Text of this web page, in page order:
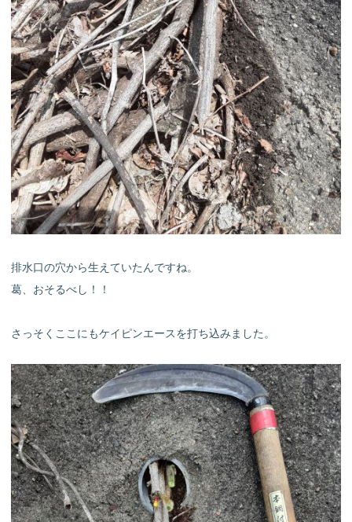
排水口の穴から生えていたんですね。
葛、おそるべし！！
さっそくここにもケイピンエースを打ち込みました。